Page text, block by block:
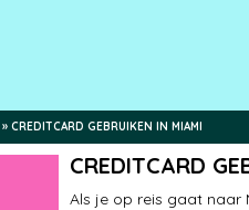
» CREDITCARD GEBRUIKEN IN MIAMI
CREDITCARD
Als je op reis gaat naar